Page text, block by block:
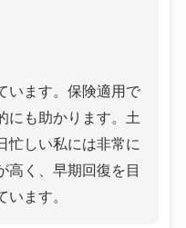
います。保険適用で
にも助かります。土
忙しい私には非常に
高く、早期回復を目
ます。